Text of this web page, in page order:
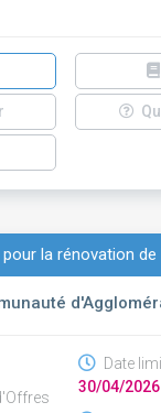
la rénovation de
Date
30/04/